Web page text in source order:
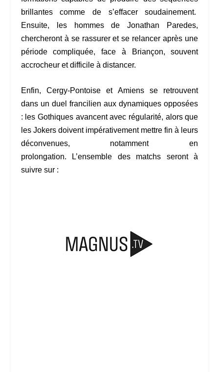
brillantes comme de s’effacer soudainement.
Ensuite, les hommes de Jonathan Paredes,
chercheront à se rassurer et se relancer après une
période compliquée, face à Briançon, souvent
accrocheur et difficile à distancer.
Enfin, Cergy-Pontoise et Amiens se retrouvent
dans un duel francilien aux dynamiques opposées
: les Gothiques avancent avec régularité, alors que
les Jokers doivent impérativement mettre fin à leurs
déconvenues, notamment en
prolongation. L’ensemble des matchs seront à
suivre sur :